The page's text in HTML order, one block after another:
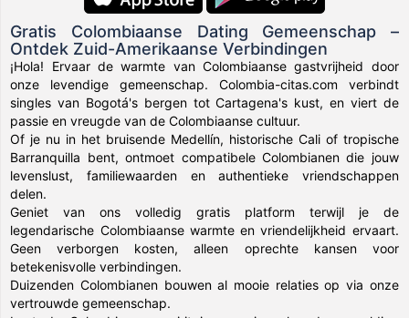
Gratis Colombiaanse Dating Gemeenschap –
Ontdek Zuid-Amerikaanse Verbindingen
¡Hola! Ervaar de warmte van Colombiaanse gastvrijheid door
onze levendige gemeenschap. Colombia-citas.com verbindt
singles van Bogotá's bergen tot Cartagena's kust, en viert de
passie en vreugde van de Colombiaanse cultuur.
Of je nu in het bruisende Medellín, historische Cali of tropische
Barranquilla bent, ontmoet compatibele Colombianen die jouw
levenslust, familiewaarden en authentieke vriendschappen
delen.
Geniet van ons volledig gratis platform terwijl je de
legendarische Colombiaanse warmte en vriendelijkheid ervaart.
Geen verborgen kosten, alleen oprechte kansen voor
betekenisvolle verbindingen.
Duizenden Colombianen bouwen al mooie relaties op via onze
vertrouwde gemeenschap.